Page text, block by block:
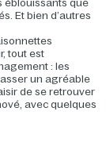
éblouissants que
Et bien d’autres
tout est
: les
un agréable
de se retrouver
avec quelques